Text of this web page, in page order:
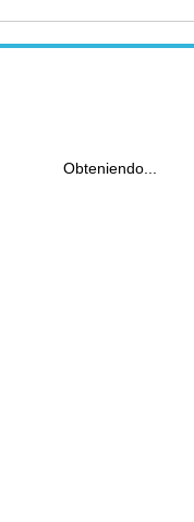
Obteniendo...